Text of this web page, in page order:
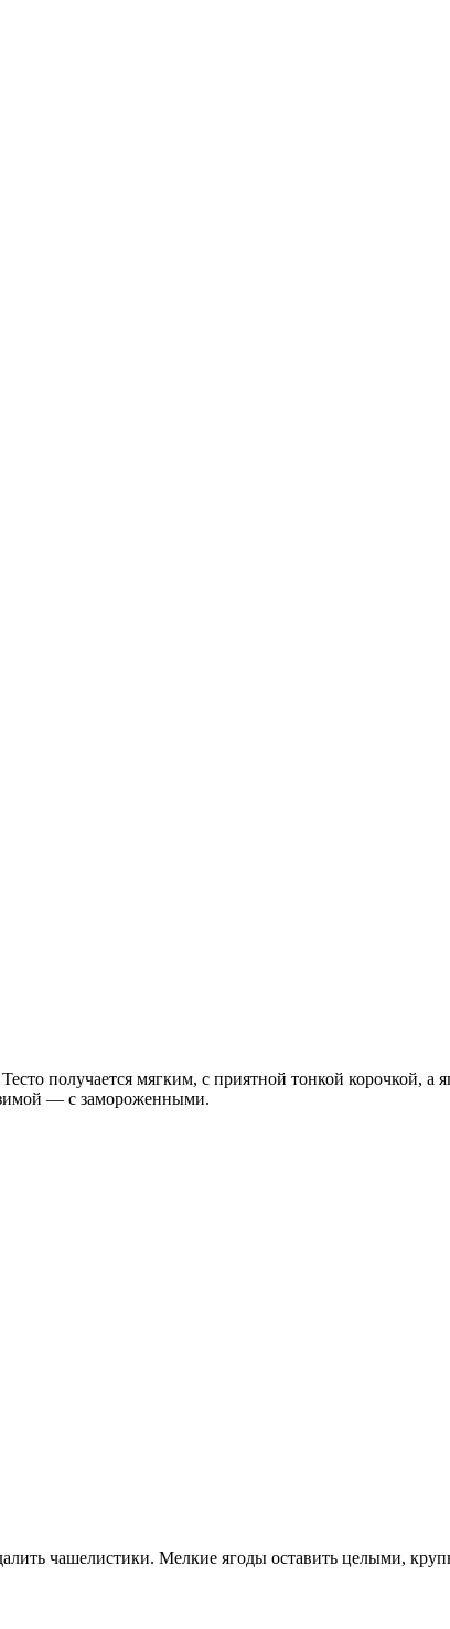
получается мягким, с приятной тонкой корочкой,
— с замороженными.
чашелистики. Мелкие ягоды оставить целыми,